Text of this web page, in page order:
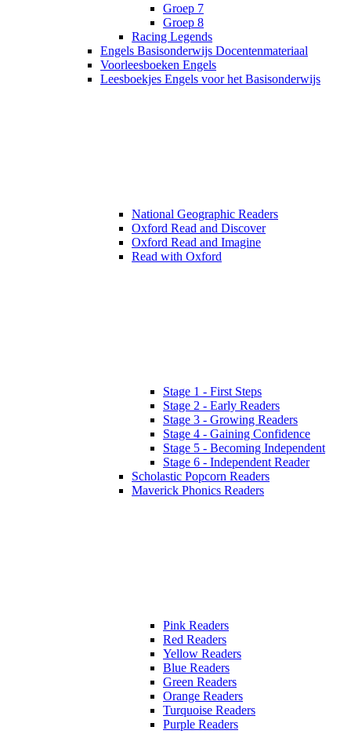
Groep 7
Groep 8
Racing Legends
Engels Basisonderwijs Docentenmateriaal
Voorleesboeken Engels
Leesboekjes Engels voor het Basisonderwijs
National Geographic Readers
Oxford Read and Discover
Oxford Read and Imagine
Read with Oxford
Stage 1 - First Steps
Stage 2 - Early Readers
Stage 3 - Growing Readers
Stage 4 - Gaining Confidence
Stage 5 - Becoming Independent
Stage 6 - Independent Reader
Scholastic Popcorn Readers
Maverick Phonics Readers
Pink Readers
Red Readers
Yellow Readers
Blue Readers
Green Readers
Orange Readers
Turquoise Readers
Purple Readers